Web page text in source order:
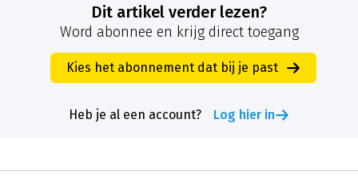
Dit artikel verder lezen?
Word abonnee en krijg direct toegang
Kies het abonnement dat bij je past
Heb je al een account? Log hier in